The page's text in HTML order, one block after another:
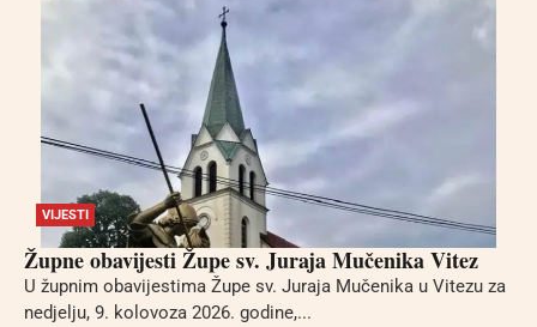
VIJESTI
Župne obavijesti Župe sv. Juraja Mučenika Vitez
U župnim obavijestima Župe sv. Juraja Mučenika u Vitezu za
nedjelju, 9. kolovoza 2026. godine,...